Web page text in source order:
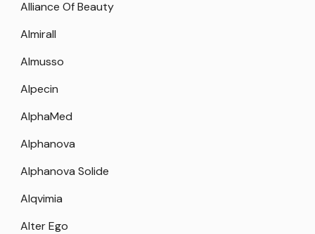
Alliance Of Beauty
Almirall
Almusso
Alpecin
AlphaMed
Alphanova
Alphanova Solide
Alqvimia
Alter Ego